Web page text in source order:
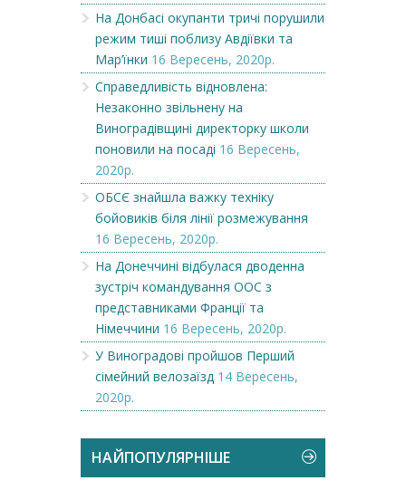
На Донбасі окупанти тричі порушили
режим тиші поблизу Авдіївки та
Мар’їнки 16 Вересень, 2020р.
Справедливість відновлена:
Незаконно звільнену на
Виноградівщині директорку школи
поновили на посаді 16 Вересень,
2020р.
ОБСЄ знайшла важку техніку
бойовиків біля лінії розмежування
16 Вересень, 2020р.
На Донеччині відбулася дводенна
зустріч командування ООС з
представниками Франції та
Німеччини 16 Вересень, 2020р.
У Виноградові пройшов Перший
сімейний велозаїзд 14 Вересень,
2020р.
НАЙПОПУЛЯРНІШЕ